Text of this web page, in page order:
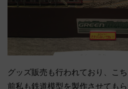
グッズ販売も行われており、こ
前私も鉄道模型を製作させても